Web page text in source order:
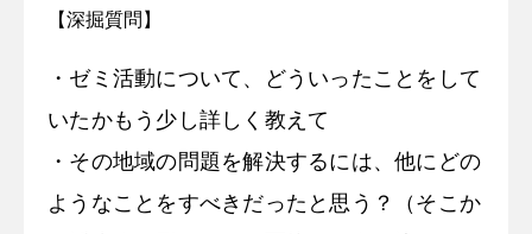
【深掘質問】
・ゼミ活動について、どういったことをして
いたかもう少し詳しく教えて
・その地域の問題を解決するには、他にどの
ようなことをすべきだったと思う？（そこか